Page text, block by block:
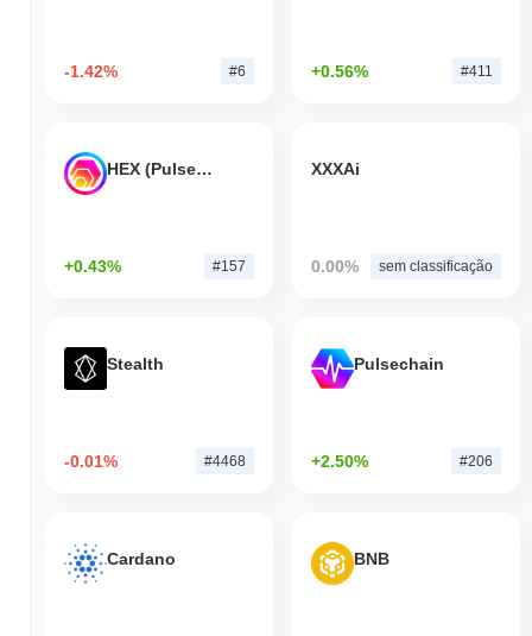
-1.42% #6 +0.56% #411
HEX (Pulsechain)
+0.43% #157
XXXAi
0.00% sem classificação
Stealth
-0.01% #4468
Pulsechain
+2.50% #206
Cardano BNB